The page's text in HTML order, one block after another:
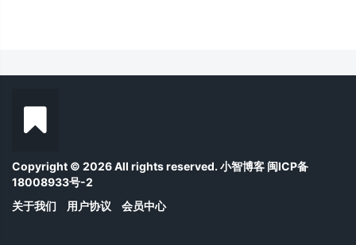
Copyright © 2026 All rights reserved. 小智博客 闽ICP备
18008933号-2
关于我们
用户协议 会员中心